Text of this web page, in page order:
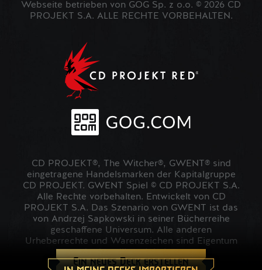
Ein neues Deck erstellen
Webseite betrieben von GOG Sp. z o.o. © 2026 CD
PROJEKT S.A. ALLE RECHTE VORBEHALTEN.
CD PROJEKT®, The Witcher®, GWENT® sind
eingetragene Handelsmarken der Kapitalgruppe
CD PROJEKT. GWENT Spiel © CD PROJEKT S.A.
Alle Rechte vorbehalten. Entwickelt von CD
PROJEKT S.A. Das Szenario von GWENT ist das
von Andrzej Sapkowski in seiner Bücherreihe
geschaffene Universum. Alle anderen
Urheberrechte und Warenzeichen sind Eigentum
der jeweiligen Inhaber.